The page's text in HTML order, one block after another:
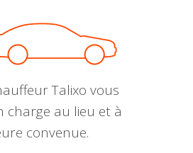
Talixo vous
charge au lieu et à
convenue.